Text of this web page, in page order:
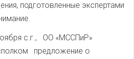
подготовленные экспертами
с.г., ОО «МССПиР»
предложение о